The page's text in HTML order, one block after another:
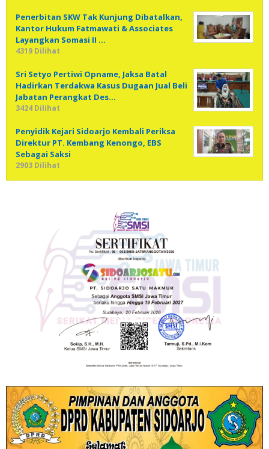
Penerbitan SKW Tak Kunjung Dibatalkan,
Kantor Hukum Fatmawati & Associates
Layangkan Somasi II …
4319 Dilihat
Sri Setyo Pertiwi Opname, Jaksa Batal
Hadirkan Terdakwa Kasus Dugaan Jual Beli
Jabatan Perangkat Des…
3424 Dilihat
Penyidik Kejari Sidoarjo Kembali Periksa
Direktur PT. Kembang Kenongo, EBS
Sebagai Saksi
2903 Dilihat